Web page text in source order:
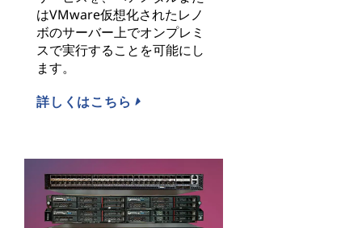
はVMware仮想化されたレノ
ボのサーバー上でオンプレミ
スで実行することを可能にし
ます。
詳しくはこちら